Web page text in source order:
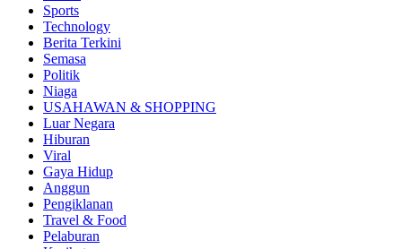
Sports
Technology
Berita Terkini
Semasa
Politik
Niaga
USAHAWAN & SHOPPING
Luar Negara
Hiburan
Viral
Gaya Hidup
Anggun
Pengiklanan
Travel & Food
Pelaburan